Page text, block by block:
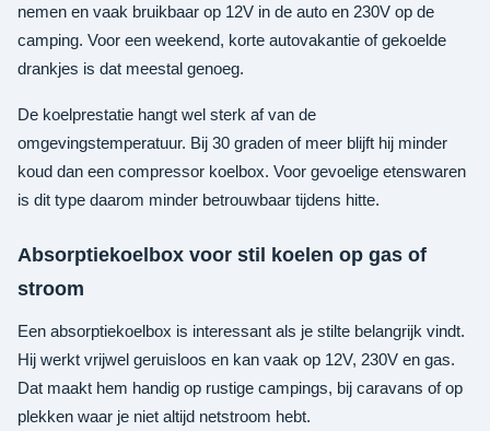
nemen en vaak bruikbaar op 12V in de auto en 230V op de
camping. Voor een weekend, korte autovakantie of gekoelde
drankjes is dat meestal genoeg.
De koelprestatie hangt wel sterk af van de
omgevingstemperatuur. Bij 30 graden of meer blijft hij minder
koud dan een compressor koelbox. Voor gevoelige etenswaren
is dit type daarom minder betrouwbaar tijdens hitte.
Absorptiekoelbox voor stil koelen op gas of
stroom
Een absorptiekoelbox is interessant als je stilte belangrijk vindt.
Hij werkt vrijwel geruisloos en kan vaak op 12V, 230V en gas.
Dat maakt hem handig op rustige campings, bij caravans of op
plekken waar je niet altijd netstroom hebt.